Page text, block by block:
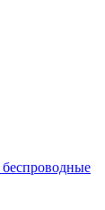
беспроводные